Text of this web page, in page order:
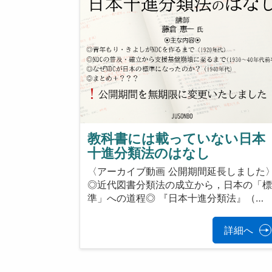
教科書には載っていない日本
十進分類法のはなし
〈アーカイブ動画 公開期間延長しました
◎近代図書分類法の成立から，日本の「標
準」への道程◎ 『日本十進分類法』（…
詳細へ